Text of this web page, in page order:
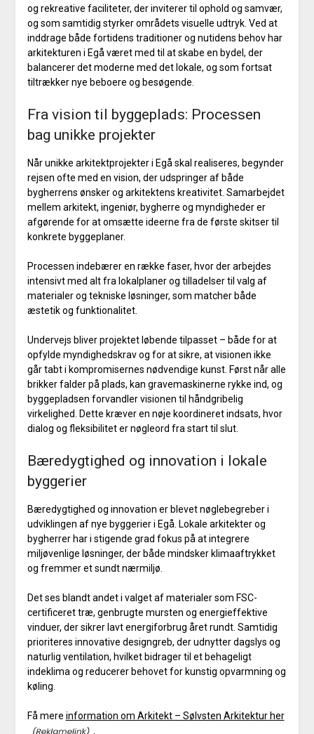
og rekreative faciliteter, der inviterer til ophold og samvær,
og som samtidig styrker områdets visuelle udtryk. Ved at
inddrage både fortidens traditioner og nutidens behov har
arkitekturen i Egå været med til at skabe en bydel, der
balancerer det moderne med det lokale, og som fortsat
tiltrækker nye beboere og besøgende.
Fra vision til byggeplads: Processen
bag unikke projekter
Når unikke arkitektprojekter i Egå skal realiseres, begynder
rejsen ofte med en vision, der udspringer af både
bygherrens ønsker og arkitektens kreativitet. Samarbejdet
mellem arkitekt, ingeniør, bygherre og myndigheder er
afgørende for at omsætte ideerne fra de første skitser til
konkrete byggeplaner.
Processen indebærer en række faser, hvor der arbejdes
intensivt med alt fra lokalplaner og tilladelser til valg af
materialer og tekniske løsninger, som matcher både
æstetik og funktionalitet.
Undervejs bliver projektet løbende tilpasset – både for at
opfylde myndighedskrav og for at sikre, at visionen ikke
går tabt i kompromisernes nødvendige kunst. Først når alle
brikker falder på plads, kan gravemaskinerne rykke ind, og
byggepladsen forvandler visionen til håndgribelig
virkelighed. Dette kræver en nøje koordineret indsats, hvor
dialog og fleksibilitet er nøgleord fra start til slut.
Bæredygtighed og innovation i lokale
byggerier
Bæredygtighed og innovation er blevet nøglebegreber i
udviklingen af nye byggerier i Egå. Lokale arkitekter og
bygherrer har i stigende grad fokus på at integrere
miljøvenlige løsninger, der både mindsker klimaaftrykket
og fremmer et sundt nærmiljø.
Det ses blandt andet i valget af materialer som FSC-
certificeret træ, genbrugte mursten og energieffektive
vinduer, der sikrer lavt energiforbrug året rundt. Samtidig
prioriteres innovative designgreb, der udnytter dagslys og
naturlig ventilation, hvilket bidrager til et behageligt
indeklima og reducerer behovet for kunstig opvarmning og
køling.
Få mere information om Arkitekt – Sølvsten Arkitektur her